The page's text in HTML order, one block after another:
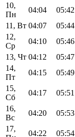
10,
Пн
04:04 05:42
11, Вт 04:07 05:44
12,
Ср
04:10 05:46
13, Чт 04:12 05:47
14,
Пт
04:15 05:49
15,
Сб
04:17 05:51
16,
Вс
04:20 05:53
17,
04:22 05:54